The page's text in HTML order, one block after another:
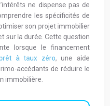
ne dispense pas de
les spécificités de
son projet immobilier
sur la durée. Cette question
lorsque le financement
à taux zéro, une aide
accédants de réduire le
immobilière.